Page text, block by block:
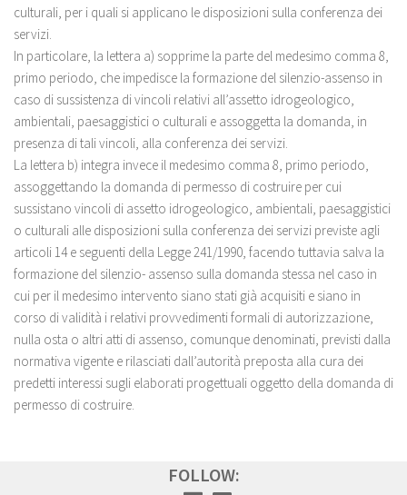
culturali, per i quali si applicano le disposizioni sulla conferenza dei
servizi.
In particolare, la lettera a) sopprime la parte del medesimo comma 8,
primo periodo, che impedisce la formazione del silenzio-assenso in
caso di sussistenza di vincoli relativi all’assetto idrogeologico,
ambientali, paesaggistici o culturali e assoggetta la domanda, in
presenza di tali vincoli, alla conferenza dei servizi.
La lettera b) integra invece il medesimo comma 8, primo periodo,
assoggettando la domanda di permesso di costruire per cui
sussistano vincoli di assetto idrogeologico, ambientali, paesaggistici
o culturali alle disposizioni sulla conferenza dei servizi previste agli
articoli 14 e seguenti della Legge 241/1990, facendo tuttavia salva la
formazione del silenzio- assenso sulla domanda stessa nel caso in
cui per il medesimo intervento siano stati già acquisiti e siano in
corso di validità i relativi provvedimenti formali di autorizzazione,
nulla osta o altri atti di assenso, comunque denominati, previsti dalla
normativa vigente e rilasciati dall’autorità preposta alla cura dei
predetti interessi sugli elaborati progettuali oggetto della domanda di
permesso di costruire.
FOLLOW: